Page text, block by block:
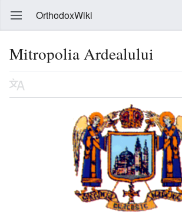
OrthodoxWiki
Mitropolia Ardealului